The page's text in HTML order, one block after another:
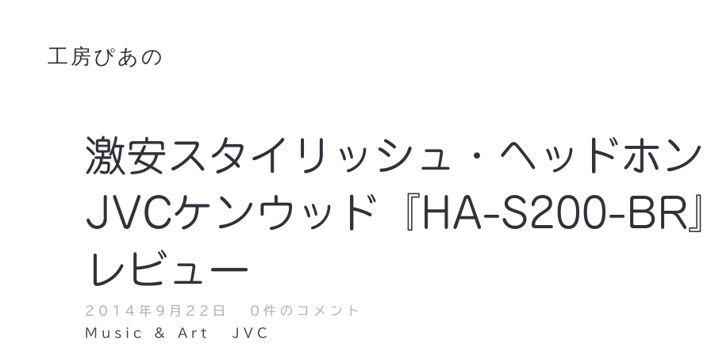
工房ぴあの
激安スタイリッシュ・ヘッドホン
JVCケンウッド『HA-S200-BR
レビュー
2014年9月22日
0件のコメント
Music & Art
JVC